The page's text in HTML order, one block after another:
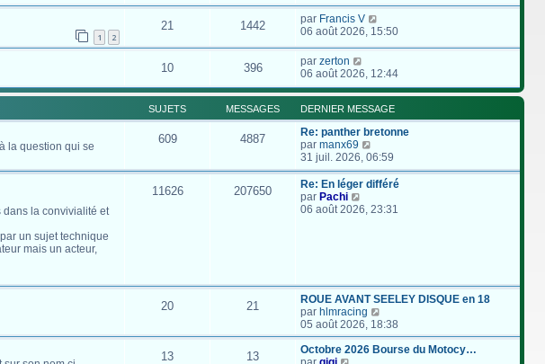
1 2
21 1442 par Francis V
06 août 2026, 15:50
10 396 par zerton
06 août 2026, 12:44
SUJETS MESSAGES DERNIER MESSAGE
la question qui se
609 4887
Re: panther bretonne
par manx69
o
n
s
l
e
r
n
e
31 juil. 2026, 06:59
dans la convivialité et
un sujet technique
mais un acteur,
11626 207650
Re: En léger différé
par Pachi
o
e
r
l
e
d
e
06 août 2026, 23:31
20 21
ROUE AVANT SEELEY DISQUE en 18
par hlmracing
o
n
s
05 août 2026, 18:38
13 13
Octobre 2026 Bourse du Motocy…